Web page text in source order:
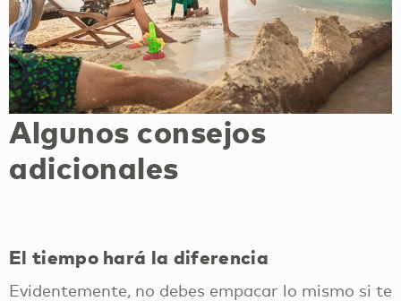
Algunos consejos
adicionales
El tiempo hará la diferencia
Evidentemente, no debes empacar lo mismo si te